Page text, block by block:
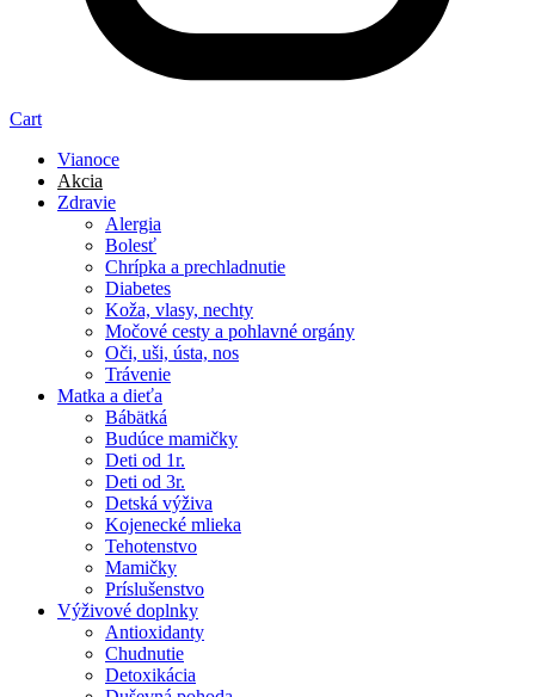
Cart
Vianoce
Akcia
Zdravie
Alergia
Bolesť
Chrípka a prechladnutie
Diabetes
Koža, vlasy, nechty
Močové cesty a pohlavné orgány
Oči, uši, ústa, nos
Trávenie
Matka a dieťa
Bábätká
Budúce mamičky
Deti od 1r.
Deti od 3r.
Detská výživa
Kojenecké mlieka
Tehotenstvo
Mamičky
Príslušenstvo
Výživové doplnky
Antioxidanty
Chudnutie
Detoxikácia